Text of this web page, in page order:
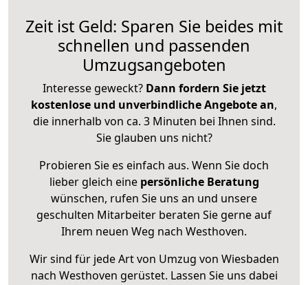
Zeit ist Geld: Sparen Sie beides mit
schnellen und passenden
Umzugsangeboten
Interesse geweckt? Dann fordern Sie jetzt
kostenlose und unverbindliche Angebote an,
die innerhalb von ca. 3 Minuten bei Ihnen sind.
Sie glauben uns nicht?
Probieren Sie es einfach aus. Wenn Sie doch
lieber gleich eine persönliche Beratung
wünschen, rufen Sie uns an und unsere
geschulten Mitarbeiter beraten Sie gerne auf
Ihrem neuen Weg nach Westhoven.
Wir sind für jede Art von Umzug von Wiesbaden
nach Westhoven gerüstet. Lassen Sie uns dabei